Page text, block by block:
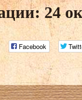
24
Facebook